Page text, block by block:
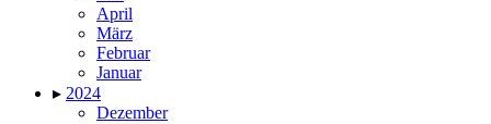
April
März
Februar
Januar
▸ 2024
Dezember